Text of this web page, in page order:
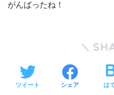
がんばったね！
ツイート シェア は